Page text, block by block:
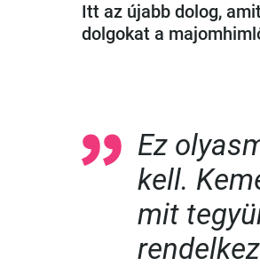
Itt az újabb dolog,
dolgokat a
Ez
kell.
mit